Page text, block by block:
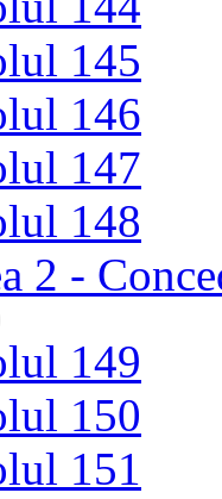
145
146
147
148
2 -
149
150
151